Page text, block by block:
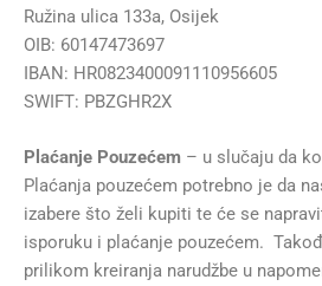
Ružina ulica 133a, Osijek
OIB: 60147473697
IBAN: HR0823400091110956605
SWIFT: PBZGHR2X
Plaćanje Pouzećem – u slučaju da
Plaćanja pouzećem potrebno je da
izabere što želi kupiti te će se
isporuku i plaćanje pouzećem.
prilikom kreiranja narudžbe u